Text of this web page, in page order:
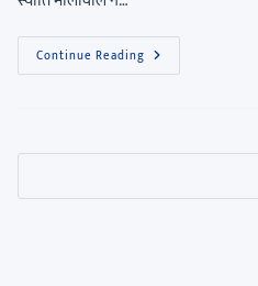
Continue Reading